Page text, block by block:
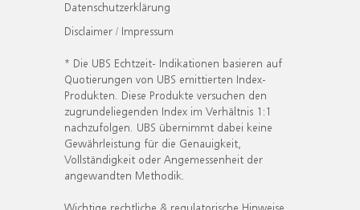
Datenschutzerklärung
Disclaimer / Impressum
* Die UBS Echtzeit- Indikationen basieren auf
Quotierungen von UBS emittierten Index-
Produkten. Diese Produkte versuchen den
zugrundeliegenden Index im Verhältnis 1:1
nachzufolgen. UBS übernimmt dabei keine
Gewährleistung für die Genauigkeit,
Vollständigkeit oder Angemessenheit der
angewandten Methodik.